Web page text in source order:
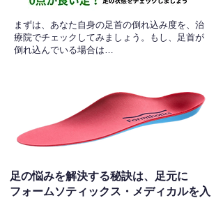
​まずは、あなた自身の足首の倒れ込み度を、治
療院でチェックしてみましょう。もし、足首が
倒れ込んでいる場合は…
足の悩みを解決する秘訣は、足元に
フォームソティックス・メディカルを入